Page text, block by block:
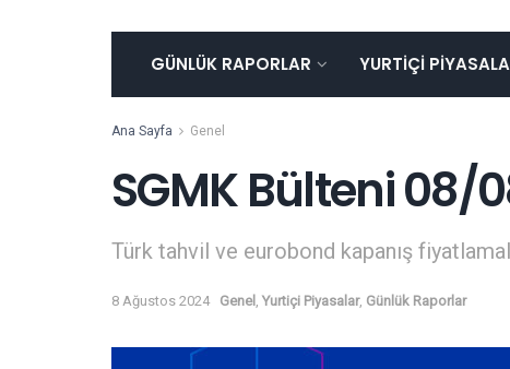
GÜNLÜK RAPORLAR YURTIÇI
Ana Sayfa Genel
SGMK Bülteni 08/
Türk tahvil ve eurobond kapanış
8 Ağustos 2024 Genel Yurtiçi Piyasalar, Günlük Raporlar